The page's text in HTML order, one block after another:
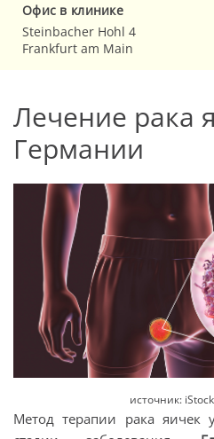
Офис в клинике
Steinbacher Hohl 4
Frankfurt am Main
Лечение рака
Германии
источник:
Метод терапии рака яичек